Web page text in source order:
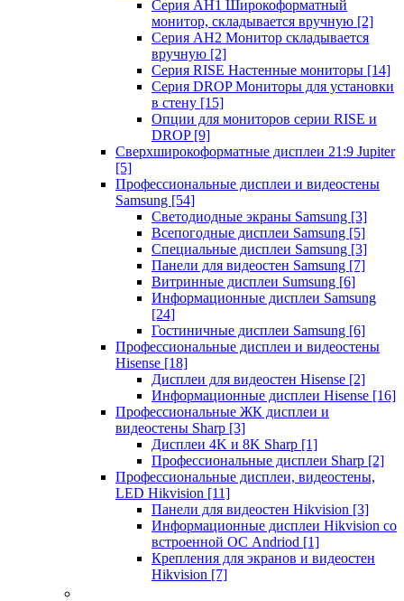
Серия AH1 Широкоформатный
монитор, складывается вручную [2]
Серия AH2 Монитор складывается
вручную [2]
Серия RISE Настенные мониторы [14]
Серия DROP Мониторы для установки
в стену [15]
Опции для мониторов серии RISE и
DROP [9]
Сверхширокоформатные дисплеи 21:9 Jupiter
[5]
Профессиональные дисплеи и видеостены
Samsung [54]
Светодиодные экраны Samsung [3]
Всепогодные дисплеи Samsung [5]
Специальные дисплеи Samsung [3]
Панели для видеостен Samsung [7]
Витринные дисплеи Sumsung [6]
Информационные дисплеи Samsung
[24]
Гостиничные дисплеи Samsung [6]
Профессиональные дисплеи и видеостены
Hisense [18]
Дисплеи для видеостен Hisense [2]
Информационные дисплеи Hisense [16]
Профессиональные ЖК дисплеи и
видеостены Sharp [3]
Дисплеи 4K и 8K Sharp [1]
Профессиональные дисплеи Sharp [2]
Профессиональные дисплеи, видеостены,
LED Hikvision [11]
Панели для видеостен Hikvision [3]
Информационные дисплеи Hikvision со
встроенной ОС Andriod [1]
Крепления для экранов и видеостен
Hikvision [7]